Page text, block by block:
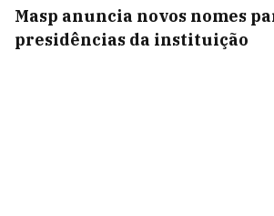
Masp anuncia novos nomes
presidências da instituição